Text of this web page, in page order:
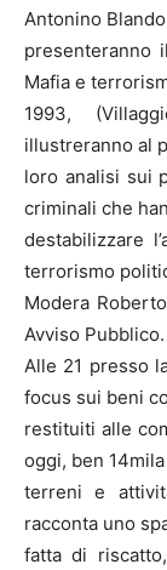
Antonino Blando
presenteranno
Mafia e
1993,
illustreranno al
loro analisi sui
criminali che
destabilizzare
terrorismo
Modera
Avviso Pubblico.
Alle 21 presso
focus sui beni
restituiti alle
oggi, ben
terreni e
racconta uno
fatta di